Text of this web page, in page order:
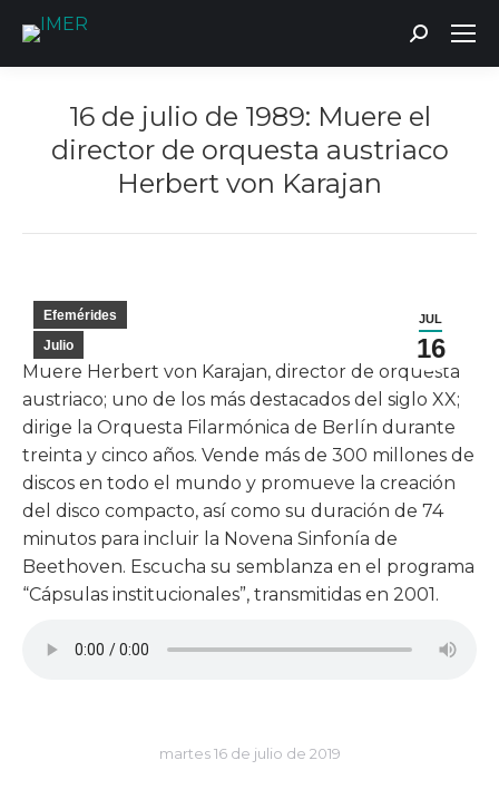
Buscar:
16 de julio de 1989: Muere el
director de orquesta austriaco
Herbert von Karajan
JUL
16
Efemérides
Julio
Muere Herbert von Karajan, director de orquesta
austriaco; uno de los más destacados del siglo XX;
dirige la Orquesta Filarmónica de Berlín durante
treinta y cinco años. Vende más de 300 millones de
discos en todo el mundo y promueve la creación
del disco compacto, así como su duración de 74
minutos para incluir la Novena Sinfonía de
Beethoven. Escucha su semblanza en el programa
“Cápsulas institucionales”, transmitidas en 2001.
martes 16 de julio de 2019